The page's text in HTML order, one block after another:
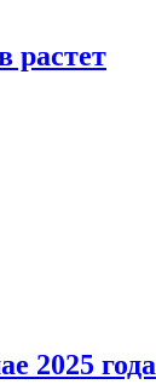
растет
2025 года